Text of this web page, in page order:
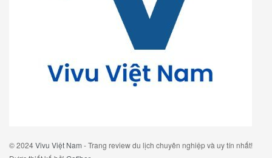
© 2024Vivu Việt Nam - Trang review du lịch chuyên nghiệp và uy tín nhất!